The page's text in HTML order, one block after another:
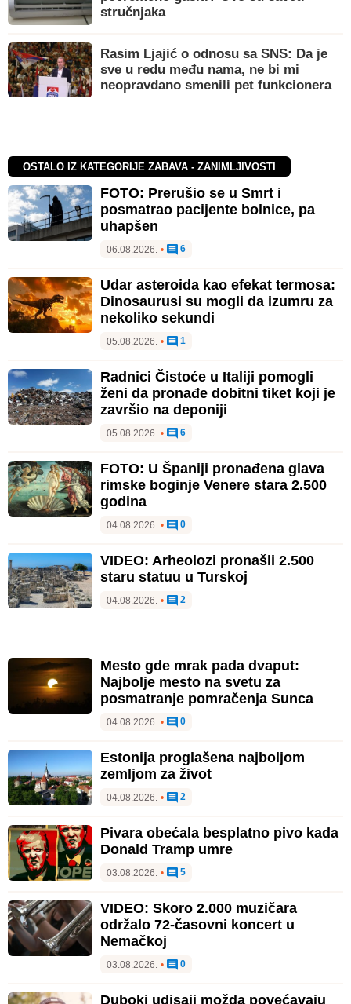
stručnjaka
Rasim Ljajić o odnosu sa SNS: Da je
sve u redu među nama, ne bi mi
neopravdano smenili pet funkcionera
OSTALO IZ KATEGORIJE ZABAVA - ZANIMLJIVOSTI
FOTO: Prerušio se u Smrt i
posmatrao pacijente bolnice, pa
uhapšen
06.08.2026. • 6
Udar asteroida kao efekat termosa:
Dinosaurusi su mogli da izumru za
nekoliko sekundi
05.08.2026. • 1
Radnici Čistoće u Italiji pomogli
ženi da pronađe dobitni tiket koji je
završio na deponiji
05.08.2026. • 6
FOTO: U Španiji pronađena glava
rimske boginje Venere stara 2.500
godina
04.08.2026. • 0
VIDEO: Arheolozi pronašli 2.500
staru statuu u Turskoj
04.08.2026. • 2
Mesto gde mrak pada dvaput:
Najbolje mesto na svetu za
posmatranje pomračenja Sunca
04.08.2026. • 0
Estonija proglašena najboljom
zemljom za život
04.08.2026. • 2
Pivara obećala besplatno pivo kada
Donald Tramp umre
03.08.2026. • 5
VIDEO: Skoro 2.000 muzičara
održalo 72-časovni koncert u
Nemačkoj
03.08.2026. • 0
Duboki udisaji možda povećavaju